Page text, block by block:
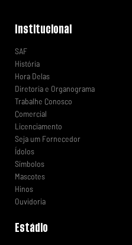
Institucional
SAF
História
Hora Delas
Diretoria e Organograma
Trabalhe Conosco
Comercial
Licenciamento
Seja um Fornecedor
Ídolos
Símbolos
Mascotes
Hinos
Ouvidoria
Estádio